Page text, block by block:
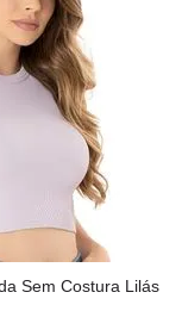
Sem Costura Lilás